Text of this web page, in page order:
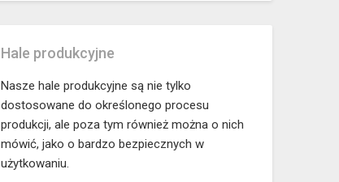
Hale produkcyjne
Nasze hale produkcyjne są nie tylko
dostosowane do określonego procesu
produkcji, ale poza tym również można o nich
mówić, jako o bardzo bezpiecznych w
użytkowaniu.